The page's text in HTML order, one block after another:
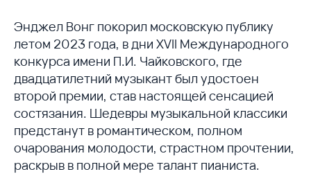
Энджел Вонг покорил московскую публику
летом 2023 года, в дни XVII Международного
конкурса имени П.И. Чайковского, где
двадцатилетний музыкант был удостоен
второй премии, став настоящей сенсацией
состязания. Шедевры музыкальной классики
предстанут в романтическом, полном
очарования молодости, страстном прочтении,
раскрыв в полной мере талант пианиста.